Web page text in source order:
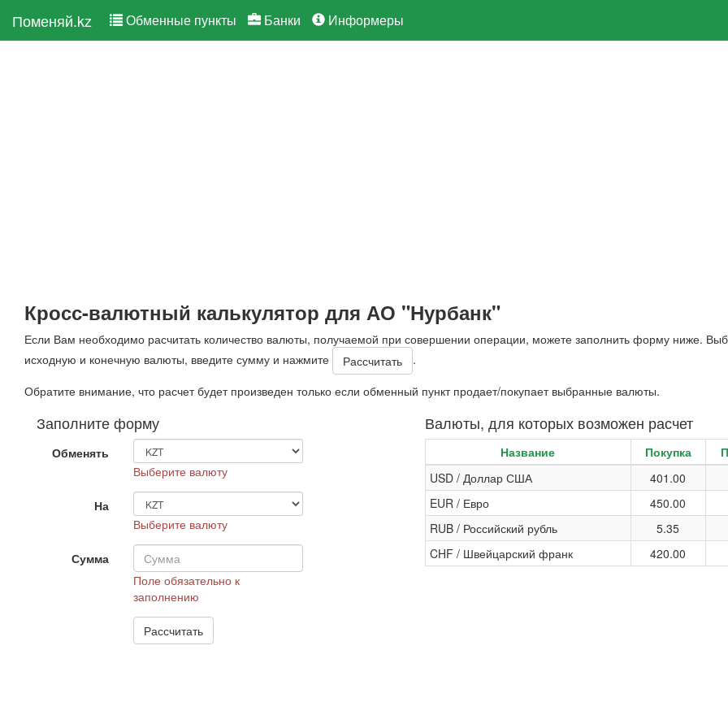
Поменяй.kz Обменные пункты Банки Информеры
Кросс-валютный калькулятор для АО "Нурбанк"
Если Вам необходимо расчитать количество валюты, получаемой при совершении операции, можете заполнить форму ниже.
исходную и конечную валюты, введите сумму и нажмите
.
Обратите внимание, что расчет будет произведен только если обменный пункт продает/покупает выбранные валюты.
Заполните форму
Обменять
Выберите валюту
На
Выберите валюту
Сумма
Поле обязательно к
заполнению
Валюты, для которых возможен расчет
Название Покупка
USD / Доллар США
401.00
EUR / Евро
450.00
RUB / Российский рубль
5.35
CHF / Швейцарский франк
420.00